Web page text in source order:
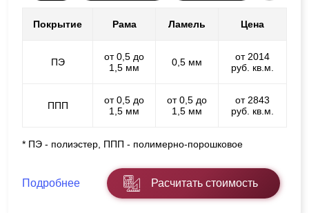
Покрытие Рама Ламель Цена
ПЭ
от 0,5 до
1,5 мм
0,5 мм
от 2014
руб. кв.м.
ППП
от 0,5 до
1,5 мм
от 0,5 до
1,5 мм
от 2843
руб. кв.м.
* ПЭ - полиэстер, ППП - полимерно-порошковое
Подробнее Расчитать стоимость